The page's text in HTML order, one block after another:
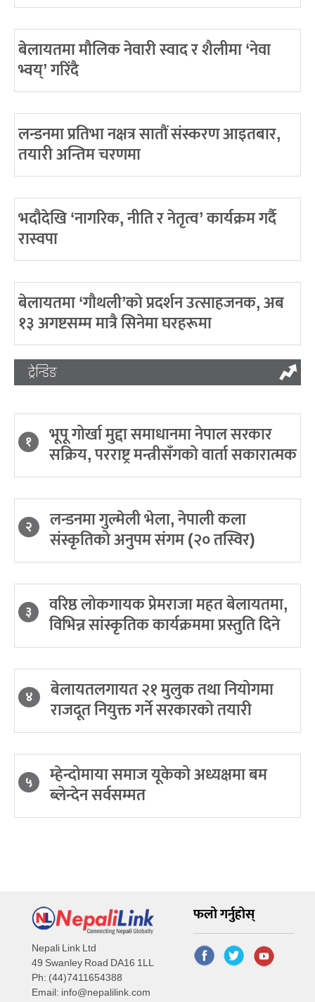
बेलायतमा मौलिक नेवारी स्वाद र शैलीमा ‘नेवा
भ्वय्’ गरिंदै
लन्डनमा प्रतिभा नक्षत्र सातौं संस्करण आइतबार,
तयारी अन्तिम चरणमा
भदौदेखि ‘नागरिक, नीति र नेतृत्व’ कार्यक्रम गर्दै
रास्वपा
बेलायतमा ‘गौथली’को प्रदर्शन उत्साहजनक, अब
१३ अगष्टसम्म मात्रै सिनेमा घरहरूमा
ट्रेन्डिङ
१ भूपू गोर्खा मुद्दा समाधानमा नेपाल सरकार
सक्रिय, परराष्ट्र मन्त्रीसँगको वार्ता सकारात्मक
२ लन्डनमा गुल्मेली भेला, नेपाली कला
संस्कृतिको अनुपम संगम (२० तस्विर)
३ वरिष्ठ लोकगायक प्रेमराजा महत बेलायतमा,
विभिन्न सांस्कृतिक कार्यक्रममा प्रस्तुति दिने
४ बेलायतलगायत २१ मुलुक तथा नियोगमा
राजदूत नियुक्त गर्ने सरकारको तयारी
५ म्हेन्दोमाया समाज यूकेको अध्यक्षमा बम
ब्लेन्देन सर्वसम्मत
Nepali Link Ltd
49 Swanley Road DA16 1LL
Ph: (44)7411654388
Email: info@nepalilink.com
फलो गर्नुहोस्